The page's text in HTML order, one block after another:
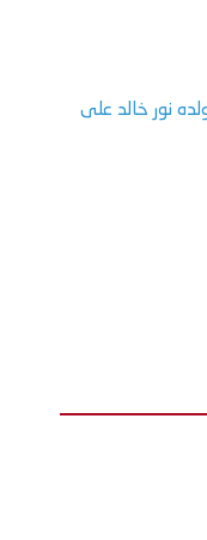
نور خالد على